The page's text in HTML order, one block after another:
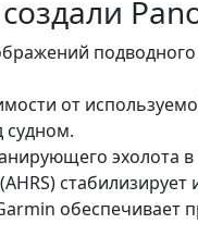
от
судном.
эхолота